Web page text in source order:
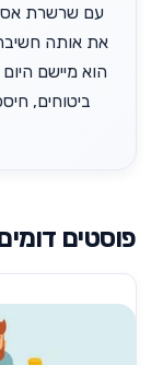
עם שרשרת
את אותה
הוא מיישם
ביטוחים,
פוסטים